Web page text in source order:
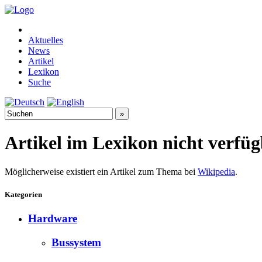
Aktuelles
News
Artikel
Lexikon
Suche
Artikel im Lexikon nicht
Möglicherweise existiert ein Artikel zum Thema bei Wikipedia.
Kategorien
Hardware
Bussystem